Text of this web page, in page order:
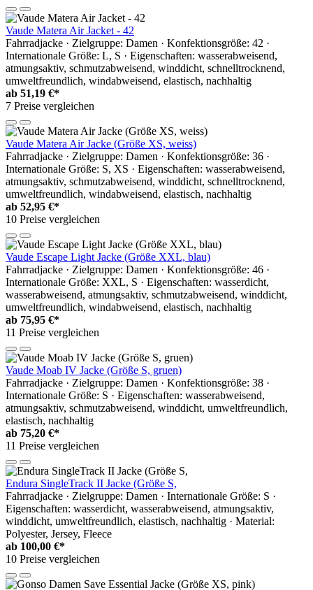
Vaude Matera Air Jacket - 42
Fahrradjacke · Zielgruppe: Damen · Konfektionsgröße: 42 ·
Internationale Größe: L, S · Eigenschaften: wasserabweisend,
atmungsaktiv, schmutzabweisend, winddicht, schnelltrocknend,
umweltfreundlich, windabweisend, elastisch, nachhaltig
ab 51,19 €*
7 Preise vergleichen
Vaude Matera Air Jacke (Größe XS, weiss)
Fahrradjacke · Zielgruppe: Damen · Konfektionsgröße: 36 ·
Internationale Größe: S, XS · Eigenschaften: wasserabweisend,
atmungsaktiv, schmutzabweisend, winddicht, schnelltrocknend,
umweltfreundlich, windabweisend, elastisch, nachhaltig
ab 52,95 €*
10 Preise vergleichen
Vaude Escape Light Jacke (Größe XXL, blau)
Fahrradjacke · Zielgruppe: Damen · Konfektionsgröße: 46 ·
Internationale Größe: XXL, S · Eigenschaften: wasserdicht,
wasserabweisend, atmungsaktiv, schmutzabweisend, winddicht,
umweltfreundlich, windabweisend, elastisch, nachhaltig
ab 75,95 €*
11 Preise vergleichen
Vaude Moab IV Jacke (Größe S, gruen)
Fahrradjacke · Zielgruppe: Damen · Konfektionsgröße: 38 ·
Internationale Größe: S · Eigenschaften: wasserabweisend,
atmungsaktiv, schmutzabweisend, winddicht, umweltfreundlich,
elastisch, nachhaltig
ab 75,20 €*
11 Preise vergleichen
Endura SingleTrack II Jacke (Größe S,
Fahrradjacke · Zielgruppe: Damen · Internationale Größe: S ·
Eigenschaften: wasserdicht, wasserabweisend, atmungsaktiv,
winddicht, umweltfreundlich, elastisch, nachhaltig · Material:
Polyester, Jersey, Fleece
ab 100,00 €*
10 Preise vergleichen